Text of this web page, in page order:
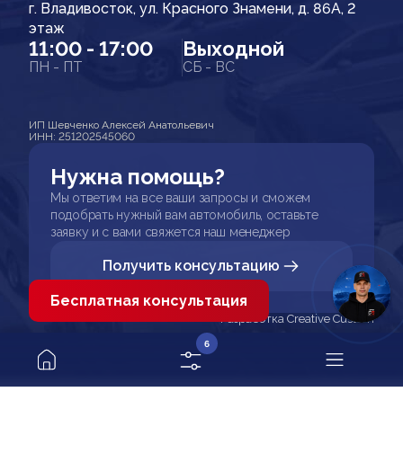
г. Владивосток, ул. Красного Знамени, д. 86А, 2
этаж
11:00 - 17:00
ПН - ПТ
Выходной
СБ - ВС
ИП Шевченко Алексей Анатольевич
ИНН: 251202545060
Нужна помощь?
Мы ответим на все ваши запросы и сможем
подобрать нужный вам автомобиль, оставьте
заявку и с вами свяжется наш менеджер
Получить консультацию
Разработка Creative Custom
6
Бесплатная консультация